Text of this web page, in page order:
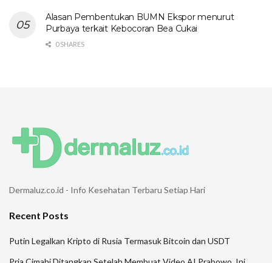
Alasan Pembentukan BUMN Ekspor menurut
Purbaya terkait Kebocoran Bea Cukai
0 SHARES
Dermaluz.co.id - Info Kesehatan Terbaru Setiap Hari
Recent Posts
Putin Legalkan Kripto di Rusia Termasuk Bitcoin dan USDT